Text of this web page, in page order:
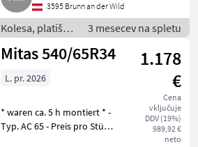
3595 Brunn an der Wild
Kolesa, platišča
in pnevmatike /
Druga kolesa,
pnevmatike
3 mesecev na spletu
Mitas 540/65R34
1.178
€
Cena
vključuje
DDV (19%)
989,92 €
neto
L. pr. 2026
* waren ca. 5 h montiert * -
Typ. AC 65 - Preis pro Stück